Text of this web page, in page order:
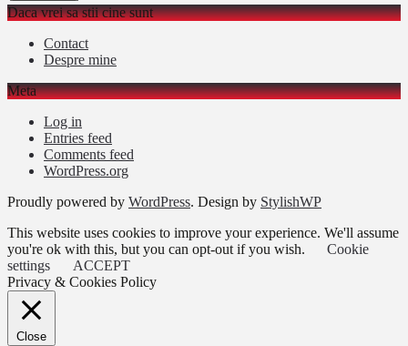
Daca vrei sa stii cine sunt
Contact
Despre mine
Meta
Log in
Entries feed
Comments feed
WordPress.org
Proudly powered by WordPress. Design by StylishWP
This website uses cookies to improve your experience. We'll assume
you're ok with this, but you can opt-out if you wish.
Cookie
settings
ACCEPT
Privacy & Cookies Policy
Close